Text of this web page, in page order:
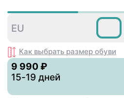
EU
Как выбрать размер обуви
9 990 ₽
15-19 дней